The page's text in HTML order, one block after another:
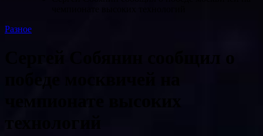
Разное
Сергей Собянин сообщил о